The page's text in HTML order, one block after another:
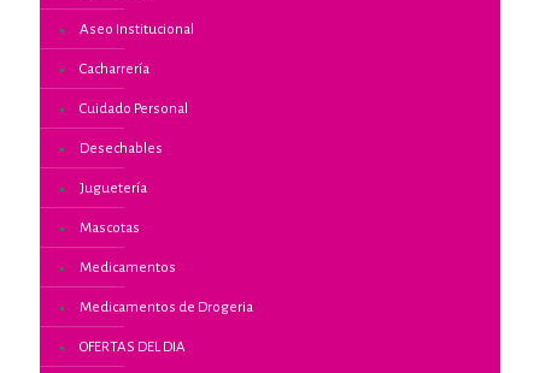
Aseo Institucional
Cacharrería
Cuidado Personal
Desechables
Juguetería
Mascotas
Medicamentos
Medicamentos de Drogeria
OFERTAS DEL DIA